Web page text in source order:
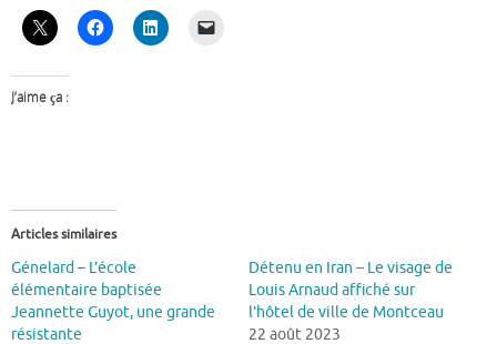
J’aime ça :
Articles similaires
Génelard – L’école
élémentaire baptisée
Jeannette Guyot, une grande
résistante
Détenu en Iran – Le visage de
Louis Arnaud affiché sur
l’hôtel de ville de Montceau
22 août 2023